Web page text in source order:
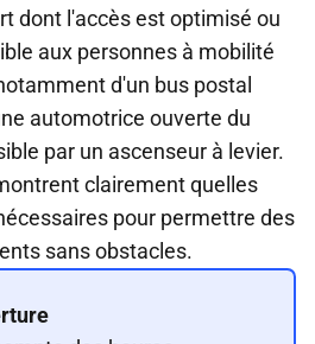
dont l'accès est optimisé ou
aux personnes à mobilité
d'un bus postal
automotrice ouverte du
par un ascenseur à levier.
clairement quelles
pour permettre des
sans obstacles.